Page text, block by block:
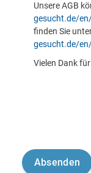
Unsere AGB
gesucht.de/
finden Sie
gesucht.de/
Vielen Dank